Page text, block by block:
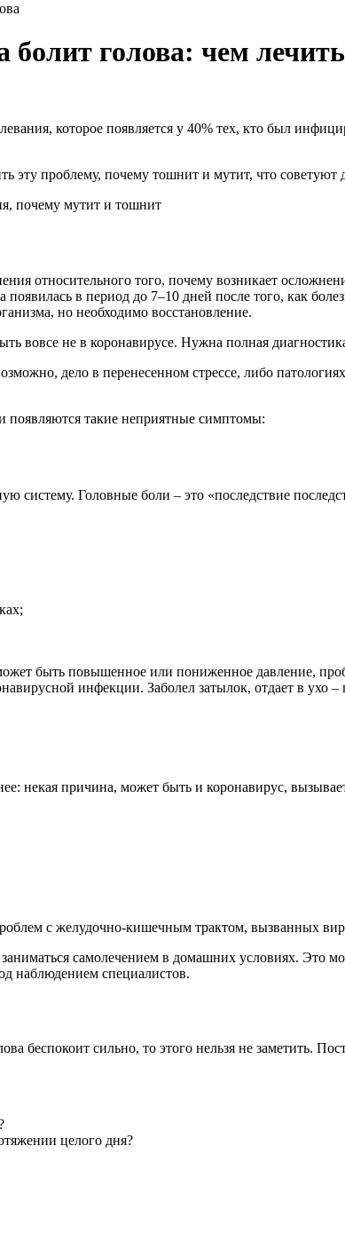
болит голова: чем
которое появляется у 40% тех, кто был
эту проблему, почему тошнит и мутит, что
относительного того, почему возникает
в период до 7–10 дней после того, как
но необходимо восстановление.
вовсе не в коронавирусе. Нужна полная
дело в перенесенном стрессе, либо
появляются такие неприятные симптомы:
систему. Головные боли – это «последствие
быть повышенное или пониженное давление,
инфекции. Заболел затылок, отдает в
некая причина, может быть и коронавирус,
с желудочно-кишечным трактом, вызванных
самолечением в домашних условиях. Это
наблюдением специалистов.
сильно, то этого нельзя не заметить.
целого дня?